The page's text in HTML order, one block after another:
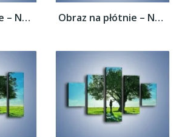
Obraz na płótnie – Na długi spacer z psem... Obraz na płótnie – Na długi spacer z psem...